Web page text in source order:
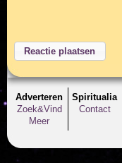
Adverteren
Zoek&Vind
Meer
Spiritualia
Contact